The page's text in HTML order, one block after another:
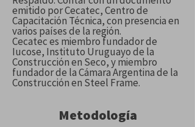
emitido por Cecatec, Centro de
Capacitación Técnica, con presencia en
varios países de la región.
Cecatec es miembro fundador de
Iucose, Instituto Uruguayo de la
Construcción en Seco, y miembro
fundador de la Cámara Argentina de la
Construcción en Steel Frame.
Metodología